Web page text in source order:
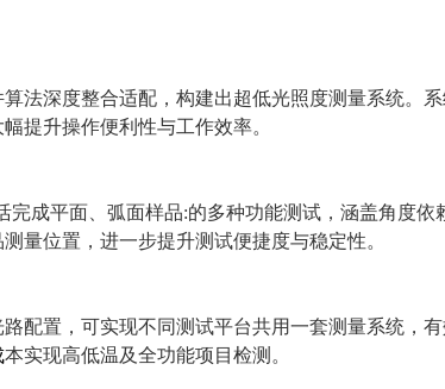
法深度整合适配，构建出超低光照度测量系统。
提升操作便利性与工作效率。
完成平面、弧面样品:的多种功能测试，涵盖角度依
量位置，进一步提升测试便捷度与稳定性。
配置，可实现不同测试平台共用一套测量系统，
本实现高低温及全功能项目检测。